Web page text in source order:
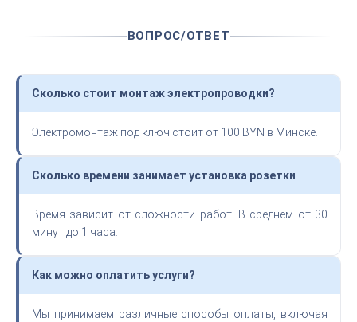
ВОПРОС/ОТВЕТ
Сколько стоит монтаж электропроводки?
Электромонтаж под ключ стоит от 100 BYN в Минске.
Сколько времени занимает установка розетки
Время зависит от сложности работ. В среднем от 30
минут до 1 часа.
Как можно оплатить услуги?
Мы принимаем различные способы оплаты, включая